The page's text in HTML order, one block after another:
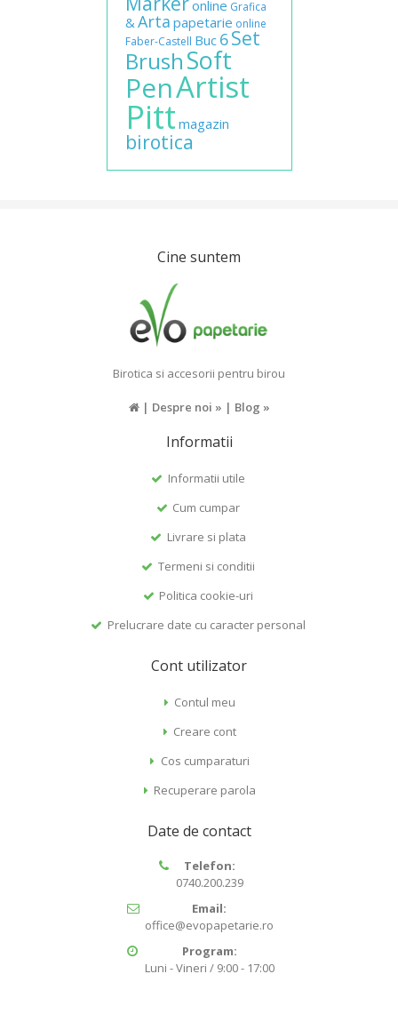
online Grafica
&Arta papetarie online
Faber-Castell Buc 6Set
BrushSoft
PenArtist
Pitt magazin
birotica
Cine suntem
Birotica si accesorii pentru birou
| Despre noi » | Blog »
Informatii
Informatii utile
Cum cumpar
Livrare si plata
Termeni si conditii
Politica cookie-uri
Prelucrare date cu caracter personal
Cont utilizator
Contul meu
Creare cont
Cos cumparaturi
Recuperare parola
Date de contact
Telefon:
0740.200.239
Email:
office@evopapetarie.ro
Program:
Luni - Vineri / 9:00 - 17:00